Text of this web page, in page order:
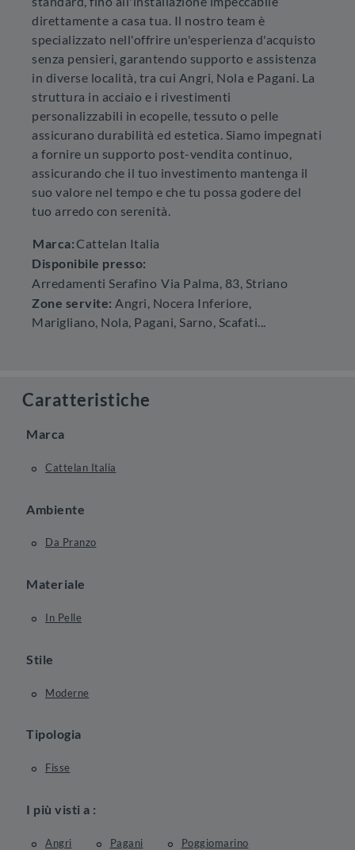
direttamente a casa tua. Il nostro team è
specializzato nell'offrire un'esperienza d'acquisto
senza pensieri, garantendo supporto e assistenza
in diverse località, tra cui Angri, Nola e Pagani. La
struttura in acciaio e i rivestimenti
personalizzabili in ecopelle, tessuto o pelle
assicurano durabilità ed estetica. Siamo impegnati
a fornire un supporto post-vendita continuo,
assicurando che il tuo investimento mantenga il
suo valore nel tempo e che tu possa godere del
tuo arredo con serenità.
Marca: Cattelan Italia
Disponibile presso:
Arredamenti Serafino Via Palma, 83, Striano
Zone servite: Angri, Nocera Inferiore,
Marigliano, Nola, Pagani, Sarno, Scafati...
Caratteristiche
Marca
Cattelan Italia
Ambiente
Da Pranzo
Materiale
In Pelle
Stile
Moderne
Tipologia
Fisse
I più visti a :
Angri Pagani Poggiomarino